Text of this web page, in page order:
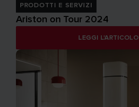
PRODOTTI E SERVIZI
Ariston on Tour 2024
LEGGI L'ARTICOLO